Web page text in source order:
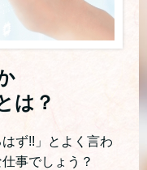
は？
ず!!」とよく言わ
事でしょう？